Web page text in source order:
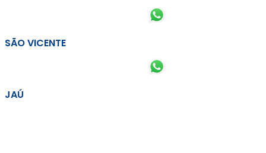
SÃO VICENTE
JAÚ